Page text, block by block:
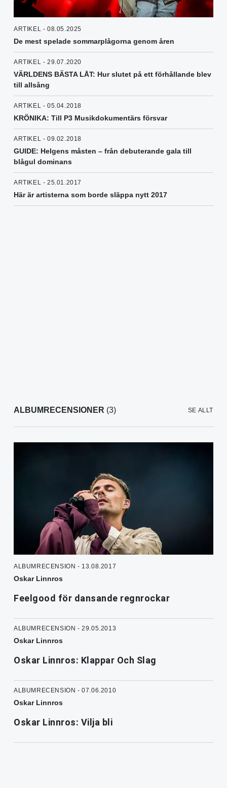
ARTIKEL - 08.05.2025
De mest spelade sommarplågorna genom åren
ARTIKEL - 29.07.2020
VÄRLDENS BÄSTA LÅT: Hur slutet på ett förhållande blev
till allsång
ARTIKEL - 05.04.2018
KRÖNIKA: Till P3 Musikdokumentärs försvar
ARTIKEL - 09.02.2018
GUIDE: Helgens måsten – från debuterande gala till
blågul dominans
ARTIKEL - 25.01.2017
Här är artisterna som borde släppa nytt 2017
ALBUMRECENSIONER (3) SE ALLT
ALBUMRECENSION - 13.08.2017
Oskar Linnros
Feelgood för dansande regnrockar
ALBUMRECENSION - 29.05.2013
Oskar Linnros
Oskar Linnros: Klappar Och Slag
ALBUMRECENSION - 07.06.2010
Oskar Linnros
Oskar Linnros: Vilja bli